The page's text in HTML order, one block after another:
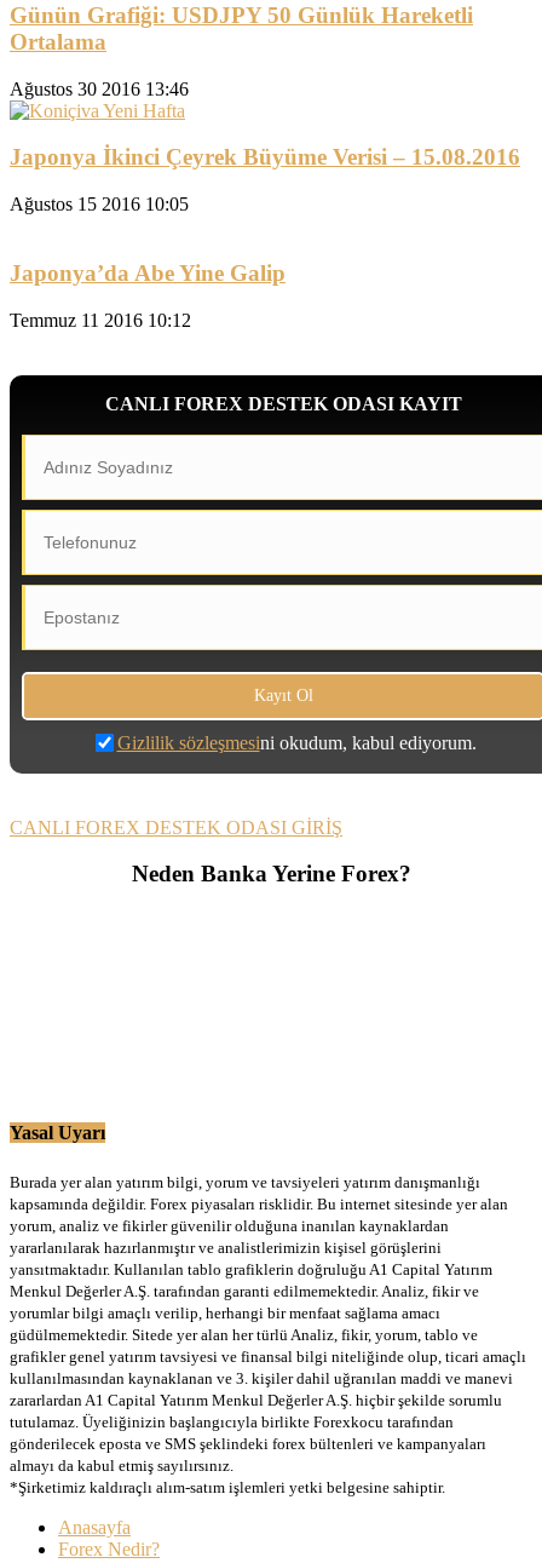
Günün Grafiği: USDJPY 50 Günlük Hareketli
Ortalama
Ağustos 30 2016 13:46
Japonya İkinci Çeyrek Büyüme Verisi – 15.08.2016
Ağustos 15 2016 10:05
Japonya’da Abe Yine Galip
Temmuz 11 2016 10:12
CANLI FOREX DESTEK ODASI KAYIT
Gizlilik sözleşmesini okudum, kabul ediyorum.
CANLI FOREX DESTEK ODASI GİRİŞ
Neden Banka Yerine Forex?
Yasal Uyarı
Burada yer alan yatırım bilgi, yorum ve tavsiyeleri yatırım danışmanlığı
kapsamında değildir. Forex piyasaları risklidir. Bu internet sitesinde yer alan
yorum, analiz ve fikirler güvenilir olduğuna inanılan kaynaklardan
yararlanılarak hazırlanmıştır ve analistlerimizin kişisel görüşlerini
yansıtmaktadır. Kullanılan tablo grafiklerin doğruluğu A1 Capital Yatırım
Menkul Değerler A.Ş. tarafından garanti edilmemektedir. Analiz, fikir ve
yorumlar bilgi amaçlı verilip, herhangi bir menfaat sağlama amacı
güdülmemektedir. Sitede yer alan her türlü Analiz, fikir, yorum, tablo ve
grafikler genel yatırım tavsiyesi ve finansal bilgi niteliğinde olup, ticari amaçlı
kullanılmasından kaynaklanan ve 3. kişiler dahil uğranılan maddi ve manevi
zararlardan A1 Capital Yatırım Menkul Değerler A.Ş. hiçbir şekilde sorumlu
tutulamaz. Üyeliğinizin başlangıcıyla birlikte Forexkocu tarafından
gönderilecek eposta ve SMS şeklindeki forex bültenleri ve kampanyaları
almayı da kabul etmiş sayılırsınız.
*Şirketimiz kaldıraçlı alım-satım işlemleri yetki belgesine sahiptir.
Anasayfa
Forex Nedir?